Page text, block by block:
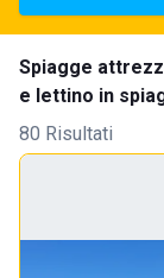
Spiagge
e lettino in
80 Risultati